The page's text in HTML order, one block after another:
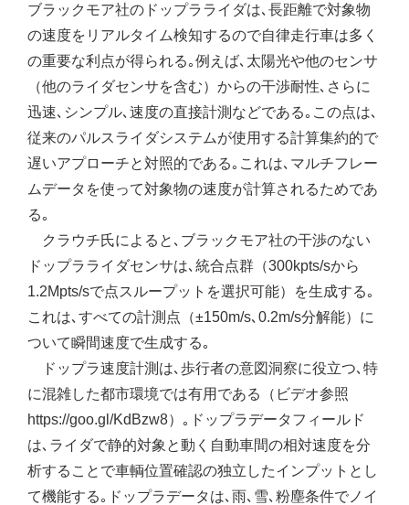
ブラックモア社のドップラライダは､長距離で対象物
の速度をリアルタイム検知するので自律走行車は多く
の重要な利点が得られる｡例えば､太陽光や他のセンサ
（他のライダセンサを含む）からの干渉耐性､さらに
迅速､シンプル､速度の直接計測などである｡この点は､
従来のパルスライダシステムが使用する計算集約的で
遅いアプローチと対照的である｡これは､マルチフレー
ムデータを使って対象物の速度が計算されるためであ
る｡
クラウチ氏によると､ブラックモア社の干渉のない
ドップラライダセンサは､統合点群（300kpts/sから
1.2Mpts/sで点スループットを選択可能）を生成する｡
これは､すべての計測点（±150m/s､0.2m/s分解能）に
ついて瞬間速度で生成する｡
ドップラ速度計測は､歩行者の意図洞察に役立つ､特
に混雑した都市環境では有用である（ビデオ参照
https://goo.gl/KdBzw8）｡ドップラデータフィールド
は､ライダで静的対象と動く自動車間の相対速度を分
析することで車輌位置確認の独立したインプットとし
て機能する｡ドップラデータは､雨､雪､粉塵条件でノイ